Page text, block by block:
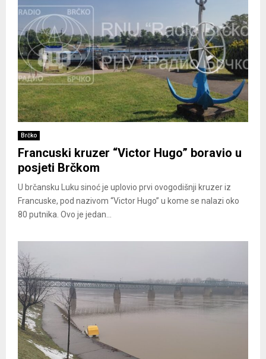
Brčko
Francuski kruzer “Victor Hugo” boravio u
posjeti Brčkom
U brčansku Luku sinoć je uplovio prvi ovogodišnji kruzer iz
Francuske, pod nazivom “Victor Hugo” u kome se nalazi oko
80 putnika. Ovo je jedan...